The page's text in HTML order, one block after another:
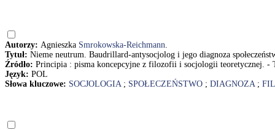
Autorzy: Agnieszka Smrokowska-Reichmann.
Tytuł: Nieme neutrum. Baudrillard-antysocjolog i jego diagnoza
Źródło: Principia : pisma koncepcyjne z filozofii i socjologii teoretycznej. -
Język: POL
Słowa kluczowe: SOCJOLOGIA; SPOŁECZEŃSTWO ; DIAGNOZA;